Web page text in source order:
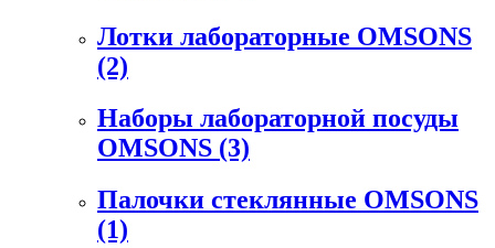
Лотки лабораторные OMSONS
(2)
Наборы лабораторной посуды
OMSONS (3)
Палочки стеклянные OMSONS
(1)